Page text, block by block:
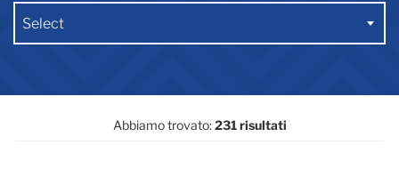
Select
Abbiamo trovato:231 risultati